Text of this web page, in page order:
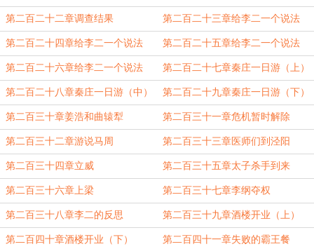
第二百二十二章调查结果 第二百二十三章给李二一个说法
（一）
第二百二十四章给李二一个说法
（二）
第二百二十五章给李二一个说法
（三）
第二百二十六章给李二一个说法
（四）
第二百二十七章秦庄一日游（上）
第二百二十八章秦庄一日游（中） 第二百二十九章秦庄一日游（下）
第二百三十章姜浩和曲辕犁 第二百三十一章危机暂时解除
第二百三十二章游说马周 第二百三十三章医师们到泾阳
第二百三十四章立威 第二百三十五章太子杀手到来
第二百三十六章上梁 第二百三十七章李纲夺权
第二百三十八章李二的反思 第二百三十九章酒楼开业（上）
第二百四十章酒楼开业（下） 第二百四十一章失败的霸王餐